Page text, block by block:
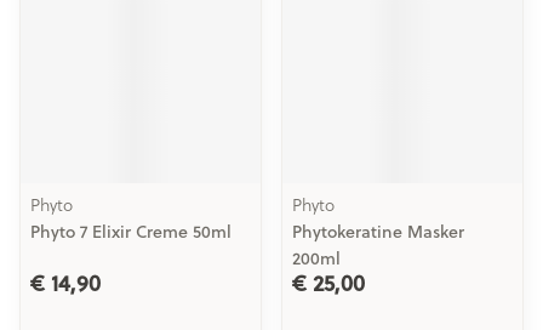
Phyto
Phyto 7 Elixir Creme 50ml
€ 14,90
Phyto
Phytokeratine Masker
200ml
€ 25,00